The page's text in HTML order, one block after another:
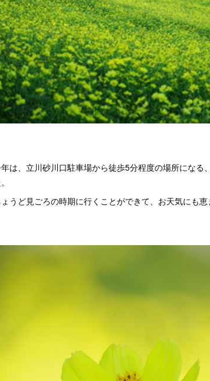
は、立川砂川口駐車場から徒歩5分程度の場所にな
うど見ごろの時期に行くことができて、お天気にも